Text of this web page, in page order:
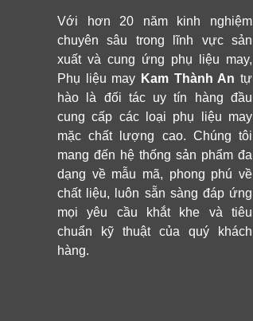
Với hơn 20 năm kinh nghiệm
chuyên sâu trong lĩnh vực sản
xuất và cung ứng phụ liệu may,
Phụ liệu may Kam Thành An tự
hào là đối tác uy tín hàng đầu
cung cấp các loại phụ liệu may
mặc chất lượng cao. Chúng tôi
mang đến hệ thống sản phẩm đa
dạng về mẫu mã, phong phú về
chất liệu, luôn sẵn sàng đáp ứng
mọi yêu cầu khắt khe và tiêu
chuẩn kỹ thuật của quý khách
hàng.